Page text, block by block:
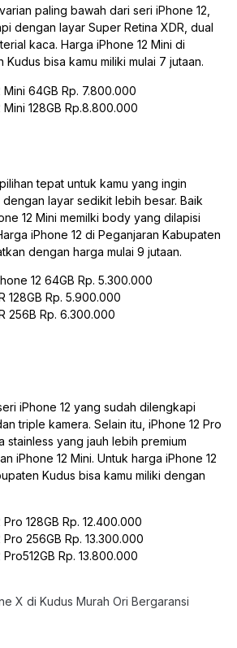
paling bawah dari seri iPhone 12,
dengan layar Super Retina XDR, dual
kaca. Harga iPhone 12 Mini di
Kudus bisa kamu miliki mulai 7 jutaan.
Mini 64GB Rp. 7.800.000
128GB Rp.8.800.000
tepat untuk kamu yang ingin
dengan layar sedikit lebih besar. Baik
12 Mini memilki body yang dilapisi
iPhone 12 di Peganjaran Kabupaten
dengan harga mulai 9 jutaan.
12 64GB Rp. 5.300.000
128GB Rp. 5.900.000
256B Rp. 6.300.000
iPhone 12 yang sudah dilengkapi
triple kamera. Selain itu, iPhone 12 Pro
stainless yang jauh lebih premium
iPhone 12 Mini. Untuk harga iPhone 12
Kudus bisa kamu miliki dengan
128GB Rp. 12.400.000
256GB Rp. 13.300.000
Rp. 13.800.000
X di Kudus Murah Ori Bergaransi